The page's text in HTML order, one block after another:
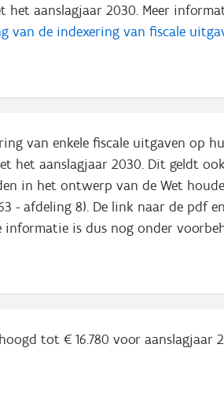
aanslagjaar 2030. Meer
van de indexering van fiscale
van enkele fiscale uitgaven op
het aanslagjaar 2030. Dit geldt
in het ontwerp van de Wet
- afdeling 8). De link naar de pdf
informatie is dus nog onder
tot € 16.780 voor aanslagjaar